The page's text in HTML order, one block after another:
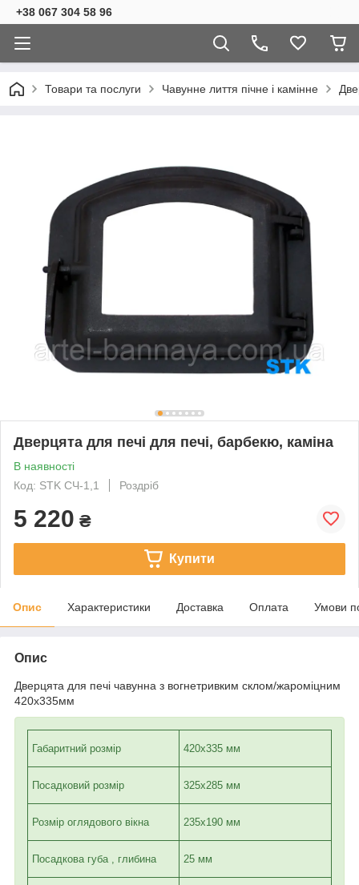
+38 067 304 58 96
Товари та послуги Чавунне лиття пічне і камінне
Дверцята для печі для печі, барбекю, каміна
В наявності
Код: STK CЧ-1,1
Роздріб
5 220 ₴
Купити
Опис Характеристики Доставка Оплата Умови
Опис
Дверцята для печі чавунна з вогнетривким склом/жароміцним
420х335мм
Габаритний розмір 420х335 мм
Посадковий розмір 325х285 мм
Розмір оглядового вікна 235х190 мм
Посадкова губа , глибина 25 мм